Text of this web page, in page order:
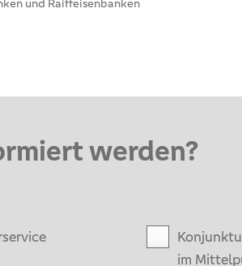
und Raiffeisenbanken
werden?
im